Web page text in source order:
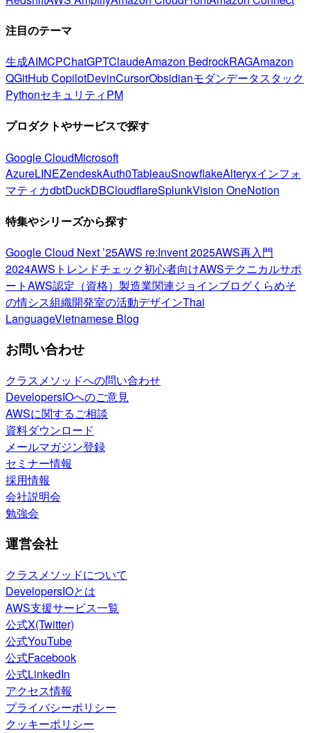
注目のテーマ
生成AIMCPChatGPTClaudeAmazon BedrockRAGAmazon
QGitHub CopilotDevinCursorObsidianモダンデータスタック
PythonセキュリティPM
プロダクトやサービスで探す
Google CloudMicrosoft
AzureLINEZendeskAuth0TableauSnowflakeAlteryxインフォ
マティカdbtDuckDBCloudflareSplunkVision OneNotion
特集やシリーズから探す
Google Cloud Next ’25AWS re:Invent 2025AWS再入門
2024AWSトレンドチェック初心者向けAWSテクニカルサポ
ートAWS認定（資格） 製造業関連ジョインブログくらめそ
の情シス組織開発室の活動デザインThai
LanguageVietnamese Blog
お問い合わせ
クラスメソッドへの問い合わせ
DevelopersIOへのご意見
AWSに関するご相談
資料ダウンロード
メールマガジン登録
セミナー情報
採用情報
会社説明会
勉強会
運営会社
クラスメソッドについて
DevelopersIOとは
AWS支援サービス一覧
公式X(Twitter)
公式YouTube
公式Facebook
公式LinkedIn
アクセス情報
プライバシーポリシー
クッキーポリシー